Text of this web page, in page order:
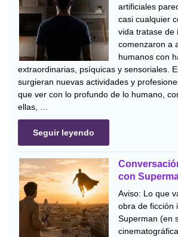
artificiales
casi cualquier
vida tratase de
comenzaron a
humanos con
extraordinarias, psíquicas y sensoriales.
surgieran nuevas actividades y
que ver con lo profundo de lo humano,
ellas, …
Seguir leyendo
con
Aviso: Lo que
obra de ficción
Superman (en